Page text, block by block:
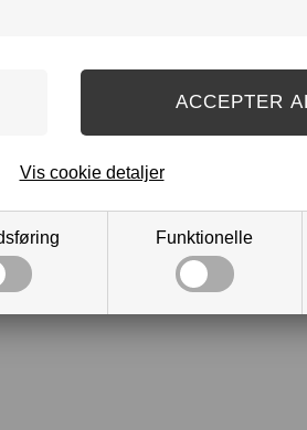
Funktionelle
Vis cookie detaljer